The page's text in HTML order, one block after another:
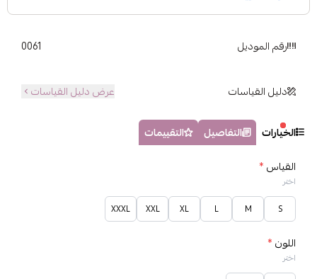
رقم الموديل 0061
دليل القياسات عرض دليل القياسات
الخيارات التفاصيل
التقييمات
القياس*
اختر
S
M
L
XL
XXL
XXXL
اللون*
اختر